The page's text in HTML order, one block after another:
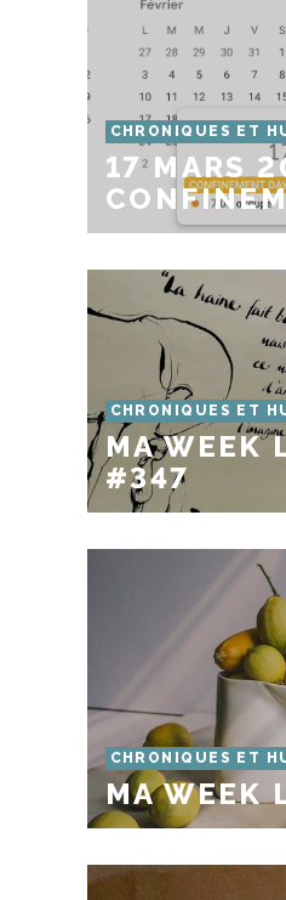
CHRONIQUES ET
17 MARS
CHRONIQUES ET
MA WEEK
#347
CHRONIQUES ET
MA WEEK